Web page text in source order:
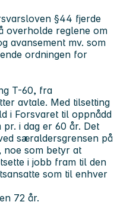
§44 fjerde
overholde reglene om
avansement mv. som
ordningen for
T-60, fra
avtale. Med tilsetting
i Forsvaret til oppnådd
i dag er 60 år. Det
særaldersgrensen på
noe som betyr at
i jobb fram til den
som til enhver
72 år.